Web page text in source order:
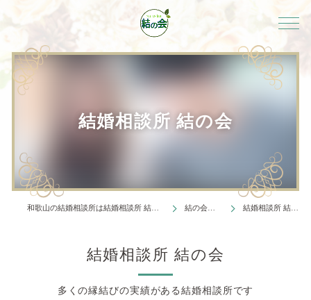
結婚相談所 結の会
和歌山の結婚相談所は結婚相談所 結の会 結の会概要 結婚相談所 結の会
多くの縁結びの実績がある結婚相談所です
結婚相談所 結の会